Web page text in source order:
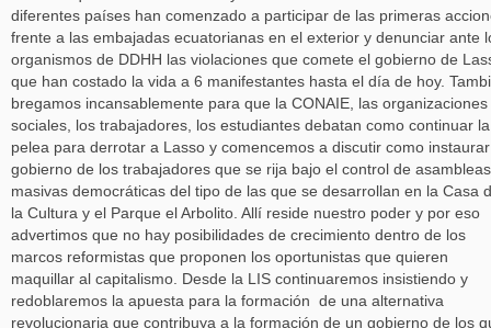
diferentes países han comenzado a participar de las primeras
frente a las embajadas ecuatorianas en el exterior y denunciar ante
organismos de DDHH las violaciones que comete el gobierno de
que han costado la vida a 6 manifestantes hasta el día de hoy.
bregamos incansablemente para que la CONAIE, las organizaciones
sociales, los trabajadores, los estudiantes debatan como continuar la
pelea para derrotar a Lasso y comencemos a discutir como
gobierno de los trabajadores que se rija bajo el control de asambleas
masivas democráticas del tipo de las que se desarrollan en la Casa
la Cultura y el Parque el Arbolito. Allí reside nuestro poder y por eso
advertimos que no hay posibilidades de crecimiento dentro de los
marcos reformistas que proponen los oportunistas que quieren
maquillar al capitalismo. Desde la LIS continuaremos insistiendo y
redoblaremos la apuesta para la formación de una alternativa
revolucionaria que contribuya a la formación de un gobierno de los